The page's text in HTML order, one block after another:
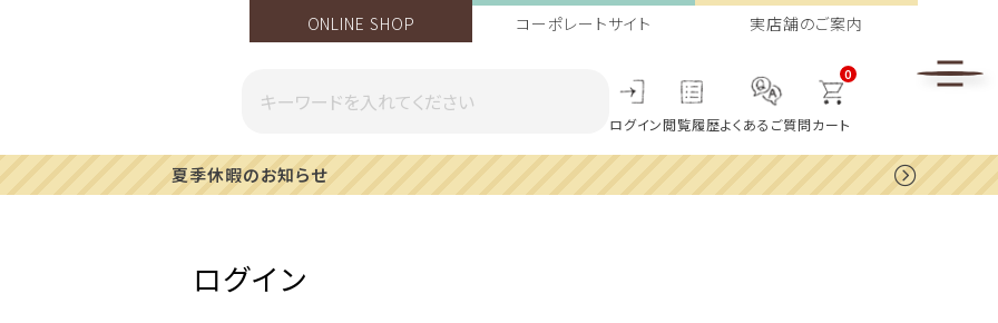
ONLINE SHOP コーポレートサイト 実店舗のご案内
ログイン閲覧履歴よくあるご質問
0
カート
夏季休暇のお知らせ
ログイン